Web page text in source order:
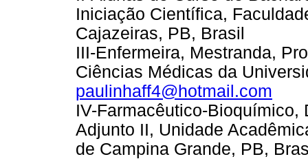
Iniciação Científica,
Cajazeiras, PB, Brasil
III-Enfermeira, Mestranda,
Ciências Médicas da
paulinhaff4@hotmail.com
IV-Farmacêutico-Bioquímico,
Adjunto II, Unidade
de Campina Grande, PB,